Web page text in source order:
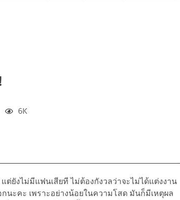
6K
ยังไม่มีแฟนเสียที ไม่ต้องกังวลว่าจะไม่ได้แต่งงาน
ะคะ เพราะอย่างน้อยในความโสด มันก็มีเหตุผล